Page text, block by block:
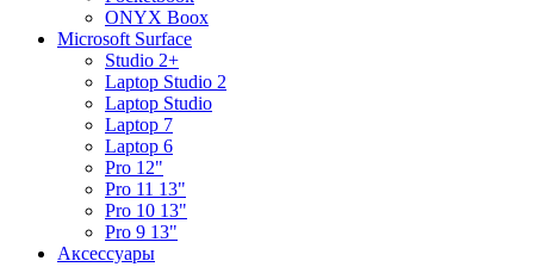
ONYX Boox
Microsoft Surface
Studio 2+
Laptop Studio 2
Laptop Studio
Laptop 7
Laptop 6
Pro 12"
Pro 11 13"
Pro 10 13"
Pro 9 13"
Аксессуары